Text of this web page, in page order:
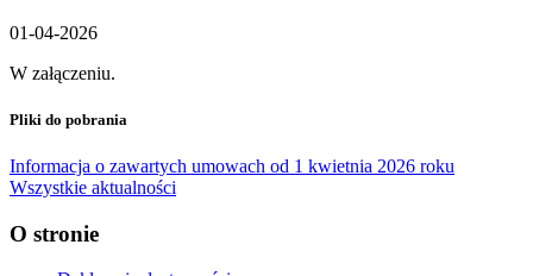
01-04-2026
W załączeniu.
Pliki do pobrania
Informacja o zawartych umowach od 1 kwietnia 2026 roku
Wszystkie aktualności
O stronie